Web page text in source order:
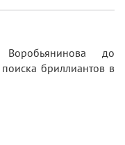
до
бриллиантов в